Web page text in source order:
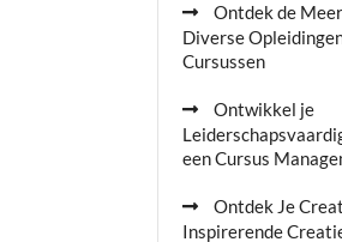
Ontdek de
Diverse
Cursussen
Ontwikkel je
een Cursus
Ontdek Je
Inspirerende